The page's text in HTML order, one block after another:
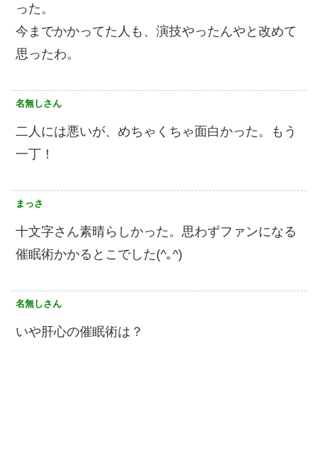
った。
今までかかってた人も、演技やったんやと改めて
思ったわ。
名無しさん
二人には悪いが、めちゃくちゃ面白かった。もう
一丁！
まっさ
十文字さん素晴らしかった。思わずファンになる
催眠術かかるとこでした(^｡^)
名無しさん
いや肝心の催眠術は？